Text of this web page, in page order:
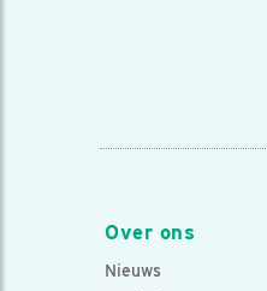
Over ons
Nieuws